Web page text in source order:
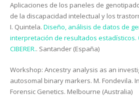
Aplicaciones de los paneles de
de la discapacidad intelectual y los
I. Quintela. Diseño, análisis de datos de
interpretación de resultados estadísticos.
CIBERER.. Santander (España)
Workshop: Ancestry analysis as an
autosomal binary markers. M. Fondevila.
Forensic Genetics. Melbourne (Australia)